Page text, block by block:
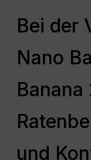
Bei der
Nano
und